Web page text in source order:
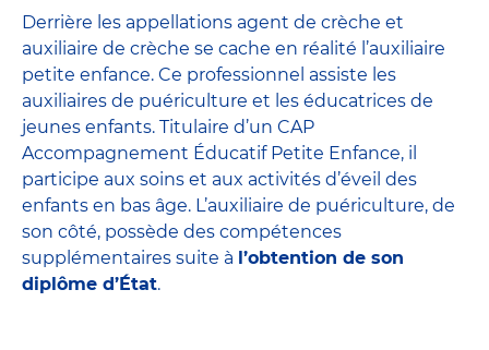
Derrière les appellations agent de crèche et
auxiliaire de crèche se cache en réalité l’auxiliaire
petite enfance. Ce professionnel assiste les
auxiliaires de puériculture et les éducatrices de
jeunes enfants. Titulaire d’un CAP
Accompagnement Éducatif Petite Enfance, il
participe aux soins et aux activités d’éveil des
enfants en bas âge. L’auxiliaire de puériculture, de
son côté, possède des compétences
supplémentaires suite à l’obtention de son
diplôme d’État.